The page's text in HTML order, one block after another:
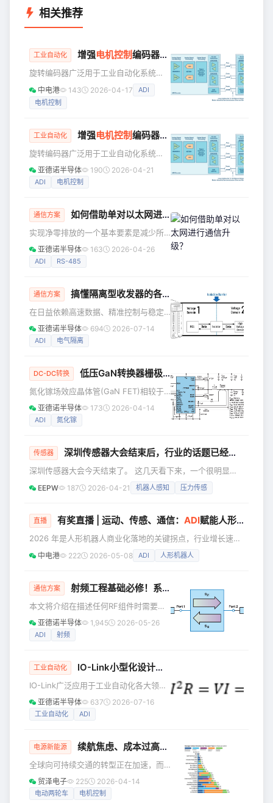
相关推荐
工业自动化 增强电机控制编码器应用的通信可靠性和性能
旋转编码器广泛用于工业自动化系统
中。此类编码器的典型应用是电力机
械，其中编码器连接到旋转轴，从而向
断和参数配置等其他特性也很常见。图1
显示了一个电机控制信号链，其利用RS-
485收发器和微处理器连接绝对编码器
（ABS编码器）从机和工业伺服驱动器
主机，以实现对交流电机的闭环控制。
通信链路通
中电港 143 2026-04-17
ADI
电机控制
工业自动化 增强电机控制编码器应用的通信可靠性和性能
旋转编码器广泛用于工业自动化系统
中。此类编码器的典型应用是电力机
械，其中编码器连接到旋转轴，从而向
断和参数配置等其他特性也很常见。图1
485收发器和微处理器连接绝对编码器
（ABS编码器）从机和工业伺服驱动器
主机，以实现对交流电机的闭环控制。
通信链路通
亚德诺半导体 190 2026-04-21
ADI 电机控制
通信方案 如何借助单对以太网进行通信升级？
实现净零排放的一个基本要素是减少所
有行业的CO2排放量。然而，根据国际
能源协会(IEA)的数据，建筑行业实现
是与2021年相比每平方米的能耗减少
30%，为此人们担心，除非建筑行业采
取具体行动实现系统数字化转型和自动
化，否则排放目标将无法实现。为了实
数据采
亚德诺半导体 163 2026-04-26
ADI RS-485
通信方案 搞懂隔离型收发器的各项优势 ，让你的系统设计少走弯路
在日益依赖高速数据、精准控制与稳定
连接的当今世界，看似普通的收发器实
则发挥着至关重要的作用。不过，并非
的核心器件，正重塑工程师在安全、可
绍隔离型收发器的各项优势，进一步提
升系统稳定性。但在此之前，我们先对
电气隔离作出定义。 什么是电气隔离？
表示 电气隔离指
亚德诺半导体 694 2026-07-14
ADI 电气隔离
DC-DC转换 低压GaN转换器栅极驱动和测量
氮化镓场效应晶体管(GaN FET)相较于
硅FET，开关速度更快，封装更小，功率
损耗更低。这些特性使得电源转换器能
然DC/DC转换器的基本设计保持不变，
其中一个较为关键的挑战是对栅极电压
和时序进行精准控制。这种控制可能很
传统控制器和测试设备的处理能力。幸
运的是，
亚德诺半导体 173 2026-04-14
ADI 氮化镓
传感器 深圳传感器大会结束后，行业的话题已经变了
深圳传感器大会今天结束了。 这几天看下来，一个很明显的
感受是，传感器行业现在已经不按老路子表达自己了。会场里
基础设施这些更靠近应用端的方向。 这说明一件事：传感器
度去看它，现在不一样了。机器人要更细的触觉和位置反馈，
工业设备要更早发现异常
EEPW 187 2026-04-21 机器人感知 压力传感
直播 有奖直播 | 运动、传感、通信： ADI赋能人形机器人应用
2026 年是人形机器人商业化落地的关键拐点，行业增长速度
远超预期。据TrendForce数据显示，今年全球人形机器人出
排至 2027 年，量产需求爆发式增长。 但热闹的赛道背后，
量产落地仍绕不开三大核心：关节运动的高精度控制、环境交
互的精准传感、全身数据的稳定通信 ——
中电港 222 2026-05-08 ADI 人形机器人
通信方案 射频工程基础必修！系统解析各类S参数
本文将介绍在描述任何RF组件时需要用
到的一个最基本术语——散射参数（或S
参数）。但是，与有关该主题的其他很
中常用的主要类型。 0**1** 基本定义 S
的，因而包含有关其基本特征的信息。
使用S参数可以将最复杂的RF器件表示为
简单的N端口网络。图1显示了一个双端
亚德诺半导体 1,945 2026-05-26
ADI 射频
工业自动化 IO-Link小型化设计瓶颈？功耗与散热这样搞定
IO-Link广泛应用于工业自动化各大领
域。工厂部分区域环境温度偏高，致使
各类模块与电子元件长期处于严苛的工
愈发严苛。想要实现更小的外形尺寸，
环节。 小型化设计与IO密度提升 工业
4.0推动智能向边缘端延伸，IO-Link的
应用场景不断拓展，设备安装空间也日
亚德诺半导体 637 2026-07-16
工业自动化 ADI
电源新能源 续航焦虑、成本过高？电动两轮/三轮车的设计挑战这样破
全球向可持续交通的转型正在加速，而
电动出行解决方案——例如电动滑板
车、电动自行车、电动踏板车和电动三
贸泽电子 225 2026-04-14
电动两轮车 电机控制